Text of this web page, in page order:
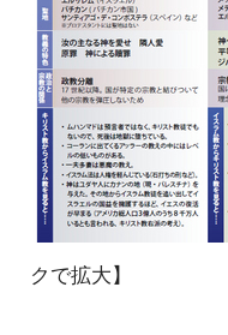
クで拡大】